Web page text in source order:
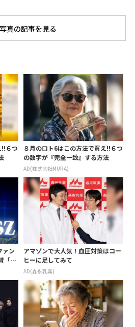
真の記事を見る
!!６つ
８月のロト6はこの方法で買え!!６つ
の数字が『完全一致』する方法
AD(株式会社MURA)
ァン
「考
アマゾンで大人気！血圧対策はコー
ヒーに足してみて
AD(森永乳業)